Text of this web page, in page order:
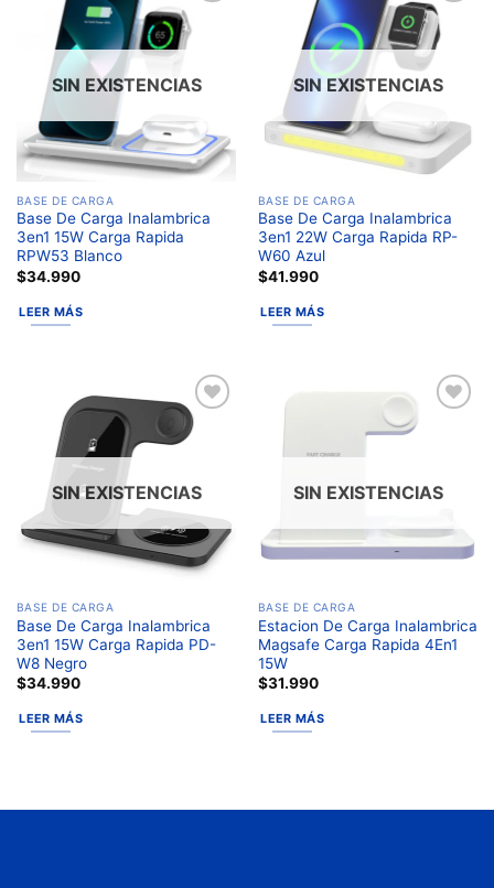
Añadir
lista de
SIN EXISTENCIAS
BASE DE CARGA
Base De Carga Inalambrica
3en1 15W Carga Rapida
RPW53 Blanco
$34.990
LEER MÁS
Añadir
a la
lista de
deseos
SIN EXISTENCIAS
BASE DE CARGA
Base De Carga Inalambrica
3en1 22W Carga Rapida RP-
W60 Azul
$41.990
LEER MÁS
Añadir
SIN EXISTENCIAS
BASE DE CARGA
Base De Carga Inalambrica
3en1 15W Carga Rapida PD-
W8 Negro
$34.990
LEER MÁS
SIN EXISTENCIAS
BASE DE CARGA
Estacion De Carga Inalambrica
Magsafe Carga Rapida 4En1
15W
$31.990
LEER MÁS